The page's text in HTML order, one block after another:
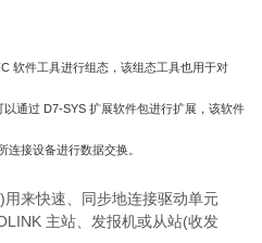
软件工具进行组态，该组态工具也用于对
通过 D7-SYS 扩展软件包进行扩展，该软件
连接设备进行数据交换。
来快速、同步地连接驱动单元
主站、发报机或从站(收发